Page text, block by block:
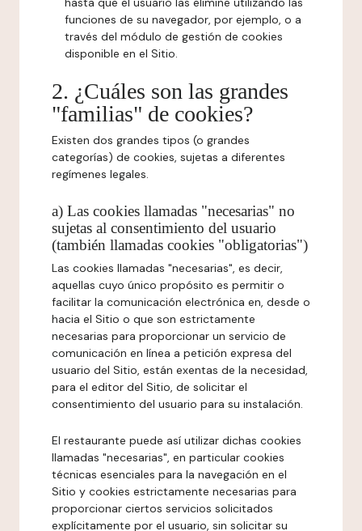
funciones de su navegador, por ejemplo, o a
través del módulo de gestión de cookies
disponible en el Sitio.
2. ¿Cuáles son las grandes
"familias" de cookies?
Existen dos grandes tipos (o grandes
categorías) de cookies, sujetas a diferentes
regímenes legales.
a) Las cookies llamadas "necesarias" no
sujetas al consentimiento del usuario
(también llamadas cookies "obligatorias")
Las cookies llamadas "necesarias", es decir,
aquellas cuyo único propósito es permitir o
facilitar la comunicación electrónica en, desde o
hacia el Sitio o que son estrictamente
necesarias para proporcionar un servicio de
comunicación en línea a petición expresa del
usuario del Sitio, están exentas de la necesidad,
para el editor del Sitio, de solicitar el
consentimiento del usuario para su instalación.
El restaurante puede así utilizar dichas cookies
llamadas "necesarias", en particular cookies
técnicas esenciales para la navegación en el
Sitio y cookies estrictamente necesarias para
proporcionar ciertos servicios solicitados
explícitamente por el usuario, sin solicitar su